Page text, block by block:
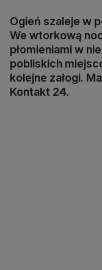
Ogień szaleje w
We wtorkową
płomieniami w
pobliskich
kolejne załogi.
Kontakt 24.